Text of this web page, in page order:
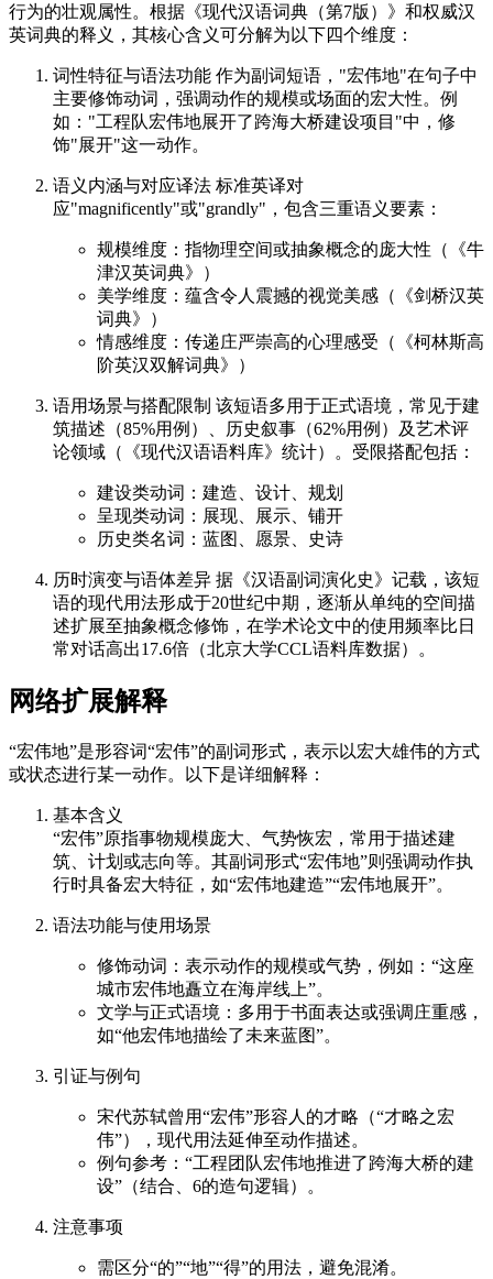
行为的壮观属性。根据《现代汉语词典（第7版）》和权威汉
英词典的释义，其核心含义可分解为以下四个维度：
词性特征与语法功能 作为副词短语，"宏伟地"在句子中
主要修饰动词，强调动作的规模或场面的宏大性。例
如："工程队宏伟地展开了跨海大桥建设项目"中，修
饰"展开"这一动作。
语义内涵与对应译法 标准英译对
应"magnificently"或"grandly"，包含三重语义要素：
规模维度：指物理空间或抽象概念的庞大性（《牛
津汉英词典》）
美学维度：蕴含令人震撼的视觉美感（《剑桥汉英
词典》）
情感维度：传递庄严崇高的心理感受（《柯林斯高
阶英汉双解词典》）
语用场景与搭配限制 该短语多用于正式语境，常见于建
筑描述（85%用例）、历史叙事（62%用例）及艺术评
论领域（《现代汉语语料库》统计）。受限搭配包括：
建设类动词：建造、设计、规划
呈现类动词：展现、展示、铺开
历史类名词：蓝图、愿景、史诗
历时演变与语体差异 据《汉语副词演化史》记载，该短
语的现代用法形成于20世纪中期，逐渐从单纯的空间描
述扩展至抽象概念修饰，在学术论文中的使用频率比日
常对话高出17.6倍（北京大学CCL语料库数据）。
网络扩展解释
“宏伟地”是形容词“宏伟”的副词形式，表示以宏大雄伟的方式
或状态进行某一动作。以下是详细解释：
基本含义
“宏伟”原指事物规模庞大、气势恢宏，常用于描述建
筑、计划或志向等。其副词形式“宏伟地”则强调动作执
行时具备宏大特征，如“宏伟地建造”“宏伟地展开”。
语法功能与使用场景
修饰动词：表示动作的规模或气势，例如：“这座
城市宏伟地矗立在海岸线上”。
文学与正式语境：多用于书面表达或强调庄重感，
如“他宏伟地描绘了未来蓝图”。
引证与例句
宋代苏轼曾用“宏伟”形容人的才略（“才略之宏
伟”），现代用法延伸至动作描述。
例句参考：“工程团队宏伟地推进了跨海大桥的建
设”（结合、6的造句逻辑）。
注意事项
需区分“的”“地”“得”的用法，避免混淆。